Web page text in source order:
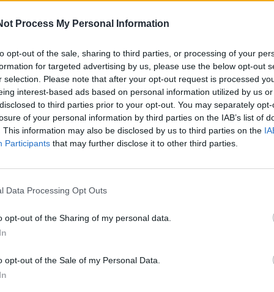
Process My Personal Information
opt-out of the sale, sharing to third parties, or processing of your
for targeted advertising by us, please use the below opt-out
selection. Please note that after your opt-out request is processed
interest-based ads based on personal information utilized by us
to third parties prior to your opt-out. You may separately
of your personal information by third parties on the IAB’s list of
This information may also be disclosed by us to third parties on the
Participants that may further disclose it to other third parties.
Data Processing Opt Outs
opt-out of the Sharing of my personal data.
opt-out of the Sale of my Personal Data.
laikotarpis, kai jis pradeda aktyviai rodyti savo
pasaulį, tikrina leistinas ribas ir, žinoma, reaguoja į
žodžio „ne“ vaikai gali iš tikrųjų nesuvokti ir tai
žodį „ne“ per dieną išgirsta maždaug 400 kartų ir tai